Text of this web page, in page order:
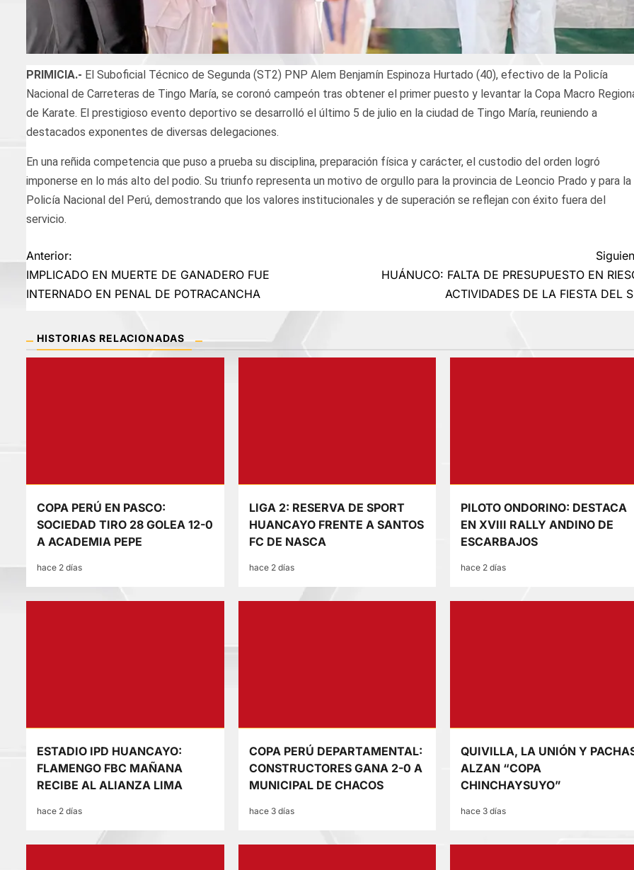
PRIMICIA.- El Suboficial Técnico de Segunda (ST2) PNP Alem Benjamín Espinoza Hurtado (40), efectivo de la Policía
Nacional de Carreteras de Tingo María, se coronó campeón tras obtener el primer puesto y levantar la Copa Macro
de Karate. El prestigioso evento deportivo se desarrolló el último 5 de julio en la ciudad de Tingo María, reuniendo a
destacados exponentes de diversas delegaciones.
En una reñida competencia que puso a prueba su disciplina, preparación física y carácter, el custodio del orden logró
imponerse en lo más alto del podio. Su triunfo representa un motivo de orgullo para la provincia de Leoncio Prado y para la
Policía Nacional del Perú, demostrando que los valores institucionales y de superación se reflejan con éxito fuera del
servicio.
Navegación
de
Anterior:
IMPLICADO EN MUERTE DE GANADERO FUE
INTERNADO EN PENAL DE POTRACANCHA
HUÁNUCO: FALTA DE PRESUPUESTO EN
ACTIVIDADES DE LA FIESTA DEL
HISTORIAS RELACIONADAS
COPA PERÚ EN PASCO:
SOCIEDAD TIRO 28 GOLEA 12-0
A ACADEMIA PEPE
hace 2 días
LIGA 2: RESERVA DE SPORT
HUANCAYO FRENTE A SANTOS
FC DE NASCA
hace 2 días
PILOTO ONDORINO: DESTACA
EN XVIII RALLY ANDINO DE
ESCARBAJOS
hace 2 días
ESTADIO IPD HUANCAYO:
FLAMENGO FBC MAÑANA
RECIBE AL ALIANZA LIMA
hace 2 días
COPA PERÚ DEPARTAMENTAL:
CONSTRUCTORES GANA 2-0 A
MUNICIPAL DE CHACOS
hace 3 días
QUIVILLA, LA UNIÓN Y
ALZAN “COPA
CHINCHAYSUYO”
hace 3 días